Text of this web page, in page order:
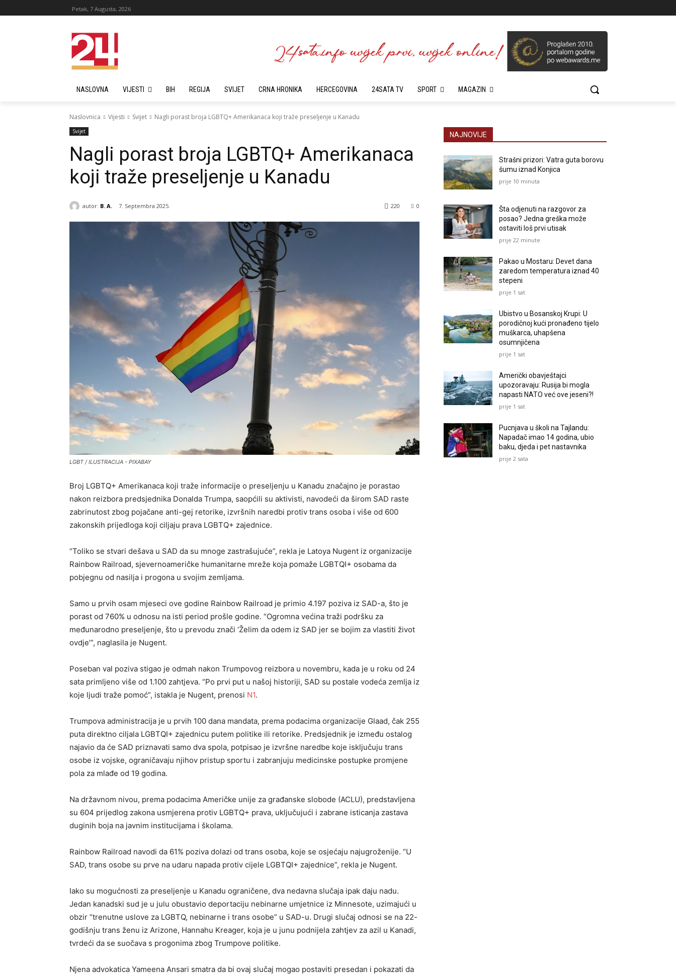
Petak, 7 Augusta, 2026
NASLOVNA VIJESTI BIH REGIJA SVIJET CRNA HRONIKA HERCEGOVINA 24SATA TV SPORT MAGAZIN
Naslovnica Vijesti Svijet Nagli porast broja LGBTQ+ Amerikanaca koji traže preseljenje u Kanadu
Svijet
Nagli porast broja LGBTQ+ Amerikanaca
koji traže preseljenje u Kanadu
autor: B. A. 7. Septembra 2025. 0
220
LGBT / ILUSTRACIJA - PIXABAY
Broj LGBTQ+ Amerikanaca koji traže informacije o preseljenju u Kanadu značajno je porastao
nakon reizbora predsjednika Donalda Trumpa, saopćili su aktivisti, navodeći da širom SAD raste
zabrinutost zbog pojačane anti-gej retorike, izvršnih naredbi protiv trans osoba i više od 600
zakonskih prijedloga koji ciljaju prava LGBTQ+ zajednice.
“Toliko se stvari dešava u SAD da su mnoge zastrašujuće”, rekla je Latoya Nugent iz organizacije
Rainbow Railroad, sjevernoameričke humanitarne mreže koja pomaže LGBTQI+ osobama da
pobjegnu od nasilja i progona u svojim zemljama.
Samo u prvih osam mjeseci ove godine Rainbow Railroad je primio 4.197 poziva iz SAD-a, što je
porast od 760% u odnosu na isti period prošle godine. “Ogromna većina traži podršku za
međunarodno preseljenje, što u prevodu znači ‘Želim da odem iz SAD jer se bojim za vlastiti život
ovdje’”, naglasila je Nugent.
Poseban val poziva stigao je odmah nakon Trumpovog reizbora u novembru, kada je u roku od 24
sata primljeno više od 1.100 zahtjeva. “Po prvi put u našoj historiji, SAD su postale vodeća zemlja iz
koje ljudi traže pomoć”, istakla je Nugent, prenosi N1.
Trumpova administracija je u prvih 100 dana mandata, prema podacima organizacije Glaad, čak 255
puta direktno ciljala LGBTQI+ zajednicu putem politike ili retorike. Predsjednik je između ostalog
najavio da će SAD priznavati samo dva spola, potpisao je izvršne naredbe koje isključuju trans
osobe iz vojske, ograničavaju njihov pristup sportu i zabranjuju medicinske postupke promjene
pola za mlađe od 19 godina.
Na državnom nivou, prema podacima Američke unije za građanske slobode (ACLU), predstavljena
su 604 prijedlog zakona usmjerena protiv LGBTQ+ prava, uključujući i zabrane isticanja zastava
duginih boja na javnim institucijama i školama.
Rainbow Railroad navodi da 61% poziva dolazi od trans osoba, koje se osjećaju najugroženije. “U
SAD, trans osobe su prve na udaru napada protiv cijele LGBTQI+ zajednice”, rekla je Nugent.
Iako su mogućnosti za preseljenje u Kanadu ograničene, dva nedavna slučaja ipak daju nadu.
Jedan kanadski sud je u julu obustavio deportaciju nebinarne umjetnice iz Minnesote, uzimajući u
obzir “trenutne uslove za LGBTQ, nebinarne i trans osobe” u SAD-u. Drugi slučaj odnosi se na 22-
godišnju trans ženu iz Arizone, Hannahu Kreager, koja je u junu podnijela zahtjev za azil u Kanadi,
tvrdeći da se suočava s progonima zbog Trumpove politike.
Njena advokatica Yameena Ansari smatra da bi ovaj slučaj mogao postaviti presedan i pokazati da
NAJNOVIJE
Strašni prizori: Vatra guta borovu
šumu iznad Konjica
prije 10 minuta
Šta odjenuti na razgovor za
posao? Jedna greška može
ostaviti loš prvi utisak
prije 22 minute
Pakao u Mostaru: Devet dana
zaredom temperatura iznad 40
stepeni
prije 1 sat
Ubistvo u Bosanskoj Krupi: U
porodičnoj kući pronađeno tijelo
muškarca, uhapšena
osumnjičena
prije 1 sat
Američki obavještajci
upozoravaju: Rusija bi mogla
napasti NATO već ove jeseni?!
prije 1 sat
Pucnjava u školi na Tajlandu:
Napadač imao 14 godina, ubio
baku, djeda i pet nastavnika
prije 2 sata